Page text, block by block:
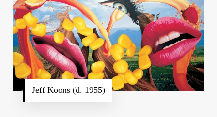
Jeff Koons (d. 1955)